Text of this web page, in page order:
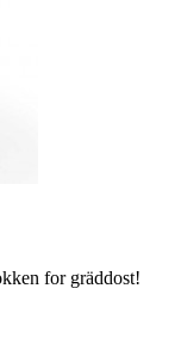
for gräddost!